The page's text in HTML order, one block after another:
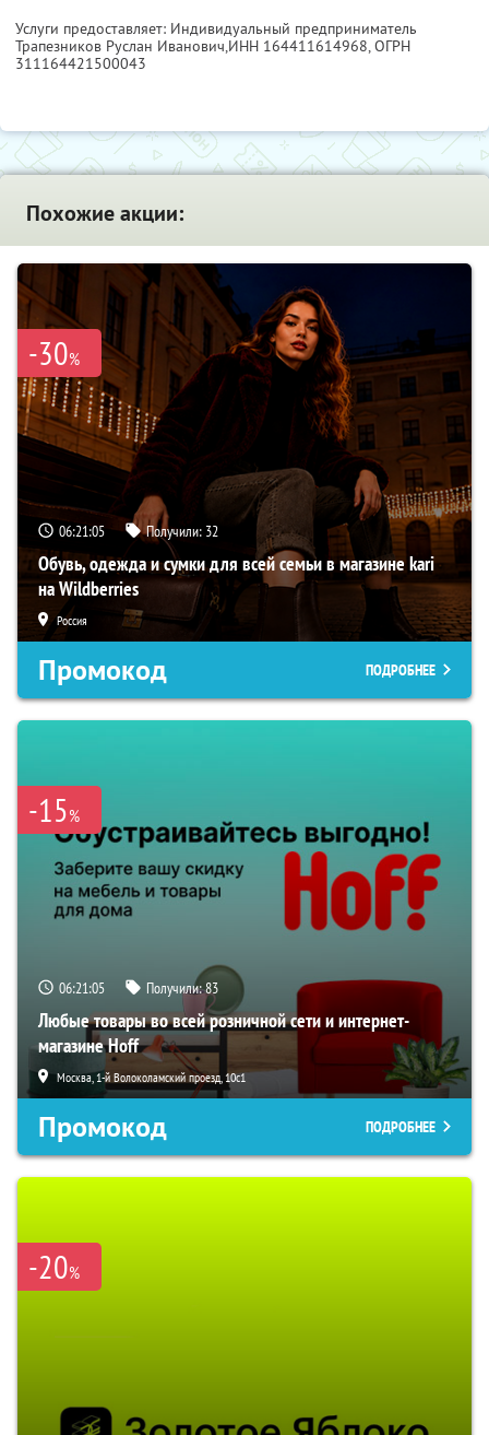
Услуги предоставляет: Индивидуальный предприниматель
Трапезников Руслан Иванович,ИНН 164411614968, ОГРН
311164421500043
Похожие акции:
-30%
06:21:05 Получили: 32
Обувь, одежда и сумки для всей семьи в магазине kari
на Wildberries
Россия
Промокод ПОДРОБНЕЕ
-15%
06:21:05 Получили:83
Любые товары во всей розничной сети и интернет-
магазине Hoff
Москва, 1-й Волоколамский проезд, 10с1
Промокод ПОДРОБНЕЕ
-20%